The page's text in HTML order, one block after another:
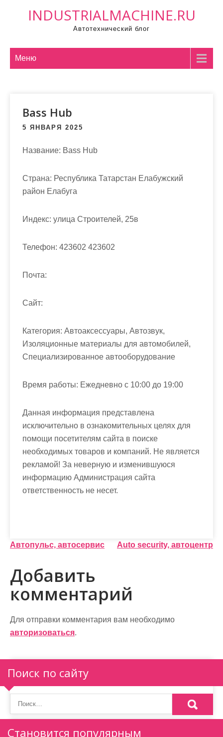
INDUSTRIALMACHINE.RU
Автотехнический блог
Меню
Bass Hub
5 ЯНВАРЯ 2025
Название: Bass Hub
Страна: Республика Татарстан Елабужский
район Елабуга
Индекс: улица Строителей, 25в
Телефон: 423602 423602
Почта:
Cайт:
Категория: Автоаксессуары, Автозвук,
Изоляционные материалы для автомобилей,
Специализированное автооборудование
Время работы: Ежедневно с 10:00 до 19:00
Данная информация представлена
исключительно в ознакомительных целях для
помощи посетителям сайта в поиске
необходимых товаров и компаний. Не является
рекламой! За неверную и изменившуюся
информацию Администрация сайта
ответственность не несет.
Н
а
в
и
г
а
ц
и
я
п
о
Автопульс, автосервис Auto security, автоцентр
Добавить
комментарий
Для отправки комментария вам необходимо
авторизоваться.
Поиск по сайту
Становится популярным